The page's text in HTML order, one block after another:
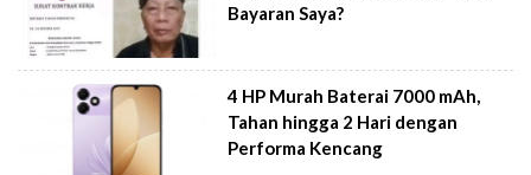
Bayaran Saya?
4 HP Murah Baterai 7000 mAh,
Tahan hingga 2 Hari dengan
Performa Kencang